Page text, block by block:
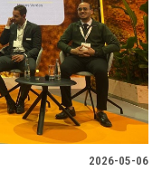
2026-05-06